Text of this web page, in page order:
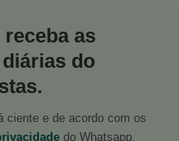
as
do
ciente e de acordo com os
do Whatsapp.